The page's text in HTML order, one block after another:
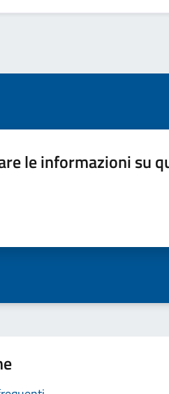
le informazioni su